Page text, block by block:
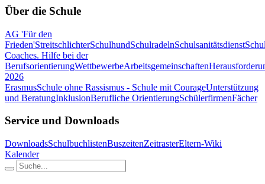
Über die Schule
AG 'Für den
Frieden'StreitschlichterSchulhundSchulradelnSchulsanitätsdienst
Coaches. Hilfe bei der
BerufsorientierungWettbewerbeArbeitsgemeinschaften
2026
ErasmusSchule ohne Rassismus - Schule mit CourageUnterstützung
und BeratungInklusionBerufliche OrientierungSchülerfirmenFächer
Service und Downloads
DownloadsSchulbuchlistenBuszeitenZeitrasterEltern-Wiki
Kalender